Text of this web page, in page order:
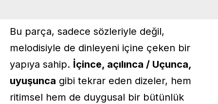
Bu parça, sadece sözleriyle değil,
melodisiyle de dinleyeni içine çeken bir
yapıya sahip. İçince, açılınca / Uçunca,
uyuşunca gibi tekrar eden dizeler, hem
ritimsel hem de duygusal bir bütünlük